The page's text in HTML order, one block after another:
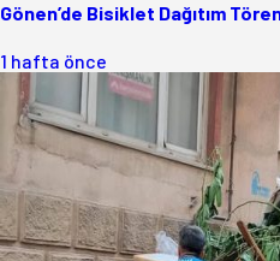
Gönen’de Bisiklet Dağıtım
1 hafta önce